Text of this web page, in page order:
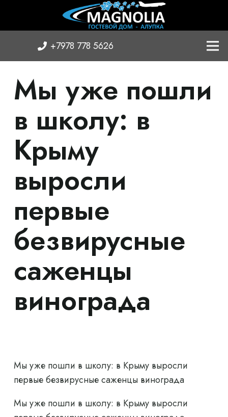
+7978 778 5626
Мы уже пошли
в школу: в
Крыму
выросли
первые
безвирусные
саженцы
винограда
Мы уже пошли в школу: в Крыму выросли
первые безвирусные саженцы винограда
Мы уже пошли в школу: в Крыму выросли